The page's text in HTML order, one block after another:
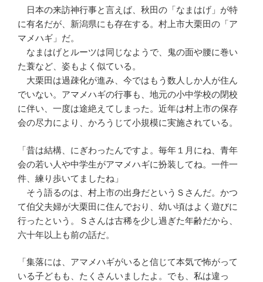
日本の来訪神行事と言えば、秋田の「なまはげ」が特
に有名だが、新潟県にも存在する。村上市大栗田の「ア
マメハギ」だ。
なまはげとルーツは同じなようで、鬼の面や腰に巻い
た蓑など、姿もよく似ている。
大栗田は過疎化が進み、今ではもう数人しか人が住ん
でいない。アマメハギの行事も、地元の小中学校の閉校
に伴い、一度は途絶えてしまった。近年は村上市の保存
会の尽力により、かろうじて小規模に実施されている。
「昔は結構、にぎわったんですよ。毎年１月にね、青年
会の若い人や中学生がアマメハギに扮装してね。一件一
件、練り歩いてましたね」
そう語るのは、村上市の出身だというＳさんだ。かつ
て伯父夫婦が大栗田に住んでおり、幼い頃はよく遊びに
行ったという。Ｓさんは古稀を少し過ぎた年齢だから、
六十年以上も前の話だ。
「集落には、アマメハギがいると信じて本気で怖がって
いる子どもも、たくさんいましたよ。でも、私は違っ